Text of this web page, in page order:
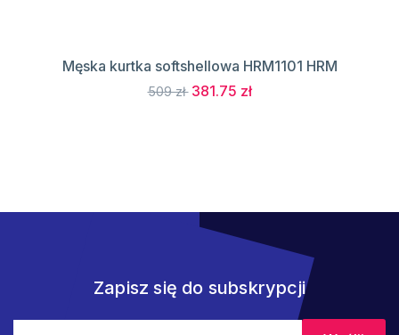
Męska kurtka softshellowa HRM1101 HRM
509 zł 381.75 zł
Zapisz się do subskrypcji